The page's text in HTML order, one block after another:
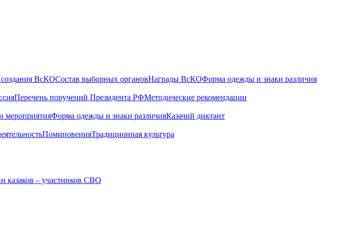
ВсКОСостав выборных органовНаграды ВсКОФорма одежды и знаки различия
Перечень поручений Президента РФМетодические рекомендации
мероприятияФорма одежды и знаки различияКазачий диктант
ПоминовенияТрадиционная культура
казаков – участников СВО